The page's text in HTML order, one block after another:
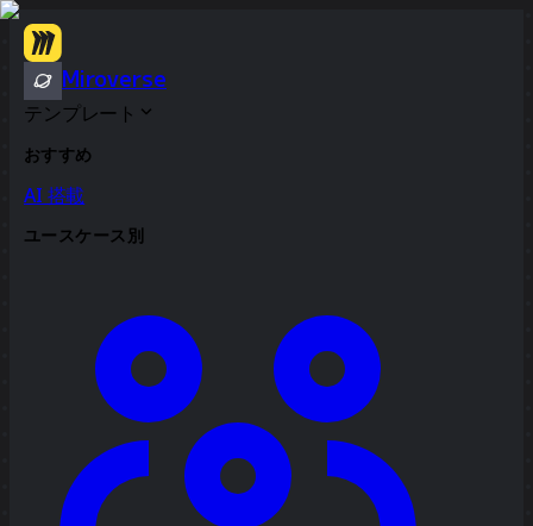
Miroverse
テンプレート
おすすめ
AI 搭載
ユースケース別